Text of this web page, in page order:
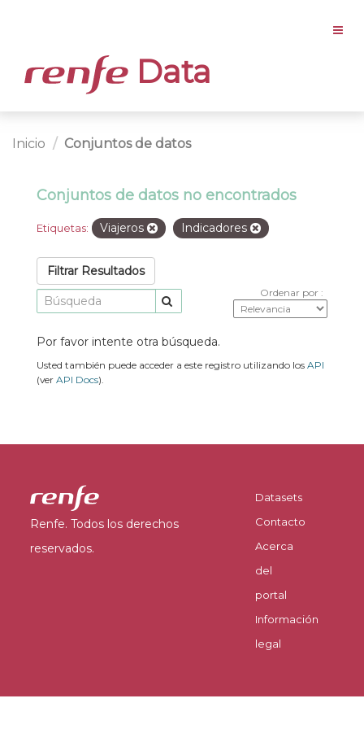
Data
Inicio Conjuntos de datos
Conjuntos de datos no encontrados
Etiquetas: Viajeros Indicadores
Filtrar Resultados
Ordenar por
Por favor intente otra búsqueda.
Usted también puede acceder a este registro utilizando los API
(ver API Docs).
Renfe. Todos los derechos
reservados.
Datasets
Contacto
Acerca
del
portal
Información
legal